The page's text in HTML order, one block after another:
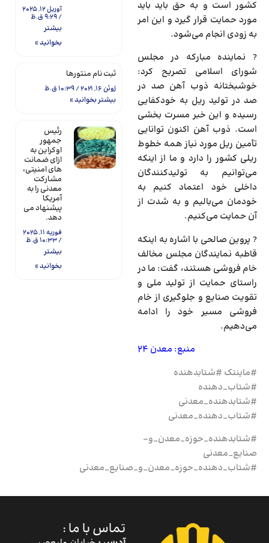
آوریل 12, 2025
9:29 ق.ظ
بیشتر
بخوانید »
ثبت نام منتورها
ژوئن 16, 2021 10:39 ق.ظ
بیشتر بخوانید »
رئیس
جمهور
اوکراین به
ازای ضمانت
های امنیتی،
مشارکت
معدنی را به
آمریکا
پیشنهاد می
دهد.
فوریه 11, 2025
10:33 ق.ظ
بیشتر
بخوانید »
کشور است و به حق باید باید
مورد حمایت قرار گیرد و این امر
به زودی انجام می‌شود.
? نماینده مبارکه در مجلس
شورای اسلامی تصریح کرد:
خوشبختانه ذوب آهن صد در
صد در تولید ریل به خودکفایی
رسیده و این خبر مسرت بخشی
است. ذوب آهن اکنون توانایی
تأمین ریل مورد نیاز همه خطوط
ریلی کشور را دارد و ما از اینکه
می‌توانیم به تولیدکنندگان
داخلی خود اعتماد کنیم به
خودمان می‌بالیم و به شدت از
آن حمایت می‌کنیم.
? پروین صالحی با اشاره به اینکه
قاطبه نمایندگان مجلس مخالف
خام فروشی هستند، گفت: ما در
راستای حمایت از تولید ملی و
تقویت صنایع و جلوگیری از خام
فروشی مسیر خود را ادامه
می‌دهیم.
منبع: معدن 24
#ماینتک #شتابدهنده
#شتاب_دهنده
#شتابدهنده_معدنی
#شتاب_دهنده_معدنی
#شتابدهنده_حوزه_معدن_و-
صنایع_معدنی
#شتاب_دهنده_حوزه_معدن_و_صنایع_معدنی
تماس با ما :